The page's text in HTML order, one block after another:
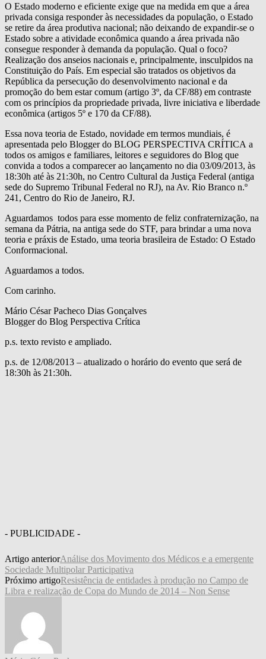
O Estado moderno e eficiente exige que na medida em que a área
privada consiga responder às necessidades da população, o Estado
se retire da área produtiva nacional; não deixando de expandir-se o
Estado sobre a atividade econômica quando a área privada não
consegue responder à demanda da população. Qual o foco?
Realização dos anseios nacionais e, principalmente, insculpidos na
Constituição do País. Em especial são tratados os objetivos da
República da persecução do desenvolvimento nacional e da
promoção do bem estar comum (artigo 3º, da CF/88) em contraste
com os princípios da propriedade privada, livre iniciativa e liberdade
econômica (artigos 5º e 170 da CF/88).
Essa nova teoria de Estado, novidade em termos mundiais, é
apresentada pelo Blogger do BLOG PERSPECTIVA CRÍTICA a
todos os amigos e familiares, leitores e seguidores do Blog que
convida a todos a comparecer ao lançamento no dia 03/09/2013, às
18:30h até às 21:30h, no Centro Cultural da Justiça Federal (antiga
sede do Supremo Tribunal Federal no RJ), na Av. Rio Branco n.º
241, Centro do Rio de Janeiro, RJ.
Aguardamos todos para esse momento de feliz confraternização, na
semana da Pátria, na antiga sede do STF, para brindar a uma nova
teoria e práxis de Estado, uma teoria brasileira de Estado: O Estado
Conformacional.
Aguardamos a todos.
Com carinho.
Mário César Pacheco Dias Gonçalves
Blogger do Blog Perspectiva Crítica
p.s. texto revisto e ampliado.
p.s. de 12/08/2013 – atualizado o horário do evento que será de
18:30h às 21:30h.
- PUBLICIDADE -
Artigo anteriorAnálise dos Movimento dos Médicos e a emergente
Sociedade Multipolar Participativa
Próximo artigoResistência de entidades à produção no Campo de
Libra e realização de Copa do Mundo de 2014 – Non Sense